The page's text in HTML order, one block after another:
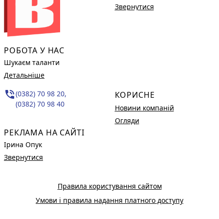
РОБОТА У НАС
Шукаєм таланти
Детальніше
phone_in_talk(0382) 70 98 20,
(0382) 70 98 40
РЕКЛАМА НА САЙТІ
Ірина Опук
Звернутися
Звернутися
КОРИСНЕ
Новини компаній
Огляди
Правила користування сайтом
Умови і правила надання платного доступу